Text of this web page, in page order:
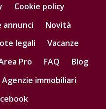
Cookie policy
annunci
Novità
legali
Vacanze
Pro FAQ
Blog
Agenzie immobiliari